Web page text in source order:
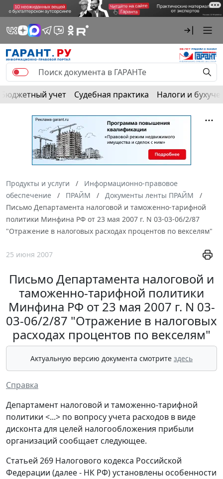
Бюджетный учет Судебная практика Налоги и
Продукты и услуги
Информационно-правовое
обеспечение
ПРАЙМ
Документы ленты ПРАЙМ
Письмо Департамента налоговой и таможенно-тарифной
политики Минфина РФ от 23 мая 2007 г. N 03-03-06/2/87
"Отражение в налоговых расходах процентов по векселям"
25 июня 2007
Письмо Департамента налоговой и
таможенно-тарифной политики
Минфина РФ от 23 мая 2007 г. N 03-
03-06/2/87 "Отражение в налоговых
расходах процентов по векселям"
Актуальную версию документа смотрите здесь
Справка
Департамент налоговой и таможенно-тарифной
политики <...> по вопросу учета расходов в виде
дисконта для целей налогообложения прибыли
организаций сообщает следующее.
Статьей 269 Налогового кодекса Российской
Федерации (далее - НК РФ) установлены особенности